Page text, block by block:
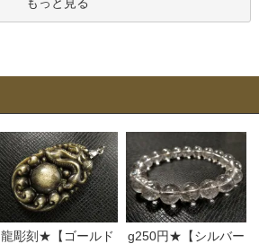
龍彫刻★【ゴールド
g250円★【シルバー